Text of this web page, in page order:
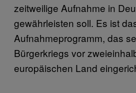
zeitweilige Aufnahme in
gewährleisten soll. Es ist
Aufnahmeprogramm, das
Bürgerkriegs vor
europäischen Land